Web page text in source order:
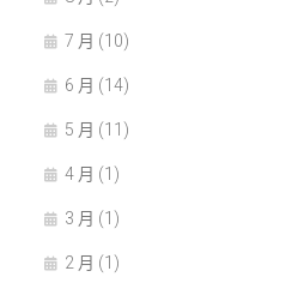
7 月 (10)
6 月 (14)
5 月 (11)
4 月 (1)
3 月 (1)
2 月 (1)